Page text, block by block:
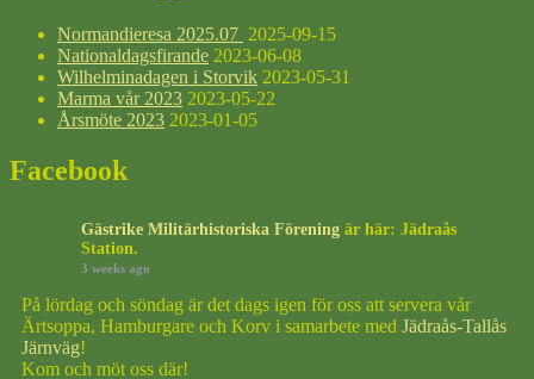
Normandieresa 2025.07 2025-09-15
Nationaldagsfirande 2023-06-08
Wilhelminadagen i Storvik 2023-05-31
Marma vår 2023 2023-05-22
Årsmöte 2023 2023-01-05
Facebook
Gästrike Militärhistoriska Förening är här: Jädraås
Station.
3 weeks ago
På lördag och söndag är det dags igen för oss att servera vår
Ärtsoppa, Hamburgare och Korv i samarbete med Jädraås-Tallås
Järnväg!
Kom och möt oss där!